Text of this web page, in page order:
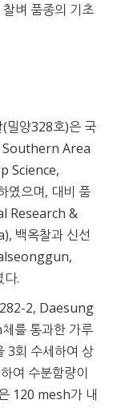
벼 품종의 기초
밀양328호)은 국
Southern Area
Science,
였으며, 대비 품
Research &
백옥찰과 신선
.
2, Daesung
를 통과한 가루
3회 수세하여 상
여 수분함량이
120 mesh가 내